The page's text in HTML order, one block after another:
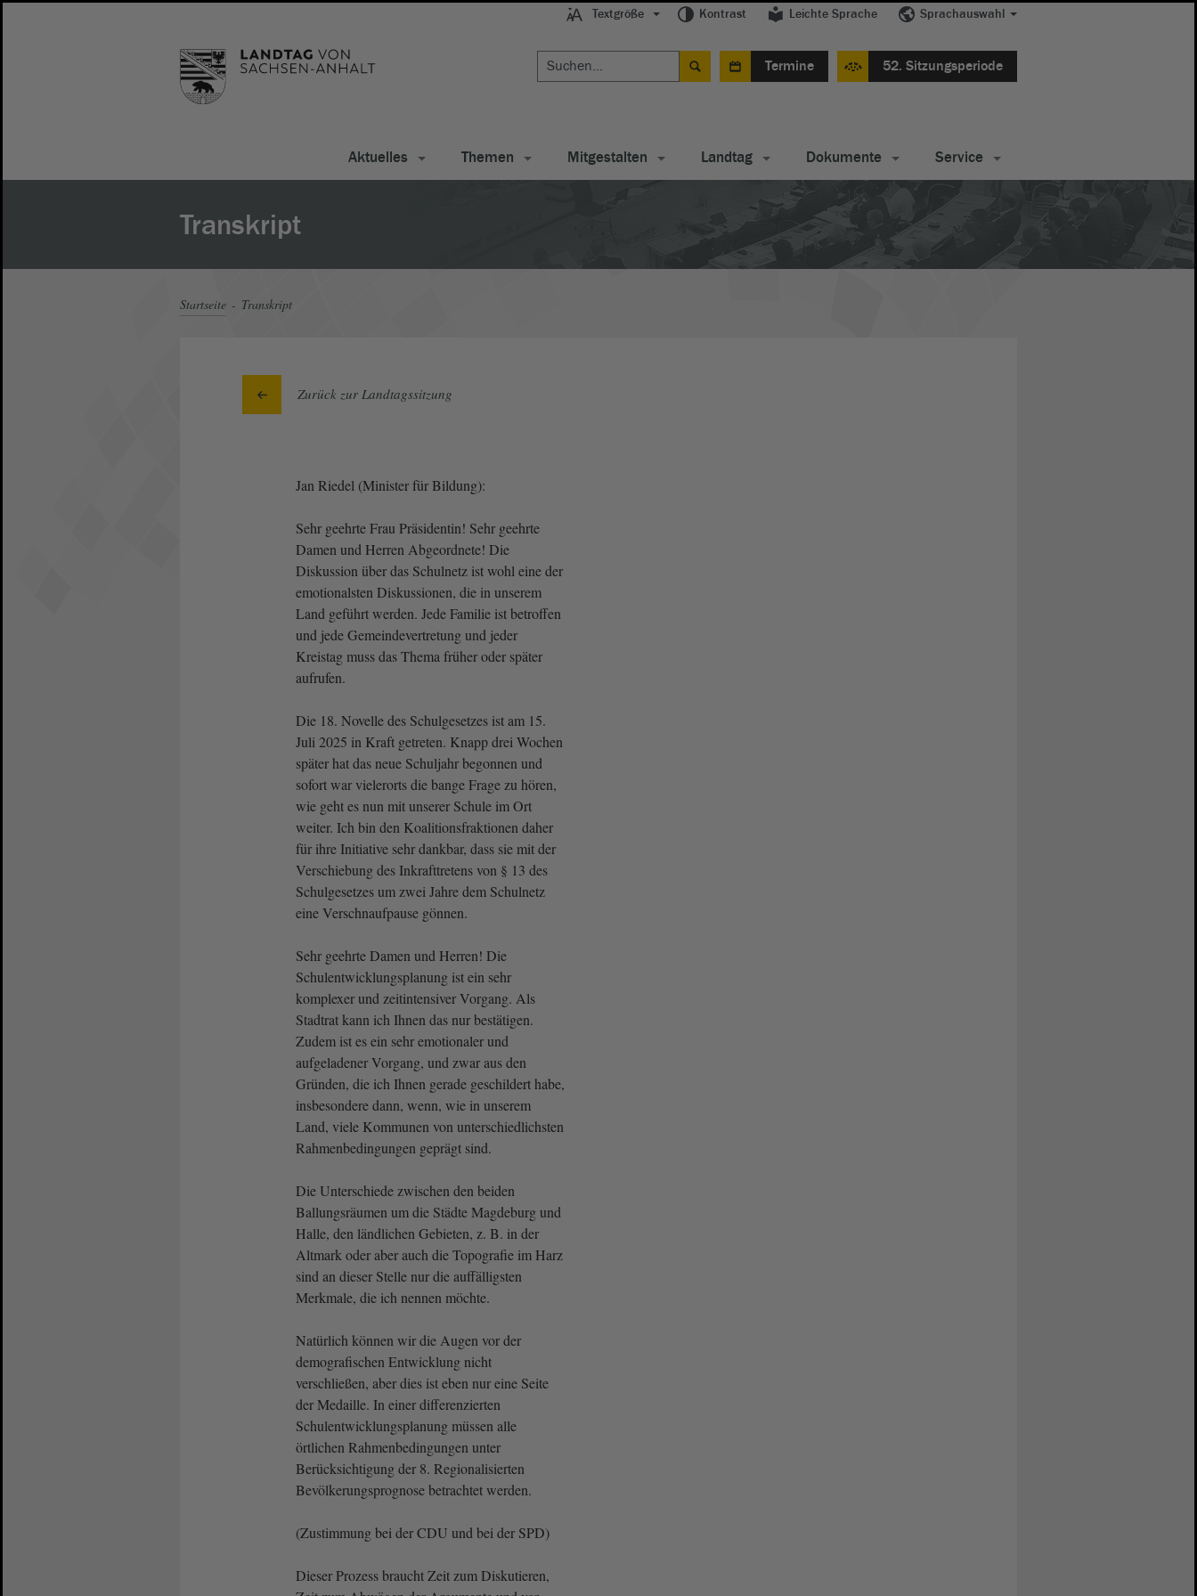
Textgröße Kontrast Leichte Sprache Sprachauswahl
Termine 52. Sitzungsperiode
Aktuelles Themen Mitgestalten Landtag Dokumente Service
Transkript
Startseite Transkript
Zurück zur Landtagssitzung
Jan Riedel (Minister für Bildung):
Sehr geehrte Frau Präsidentin! Sehr geehrte
Damen und Herren Abgeordnete! Die
Diskussion über das Schulnetz ist wohl eine der
emotionalsten Diskussionen, die in unserem
Land geführt werden. Jede Familie ist betroffen
und jede Gemeindevertretung und jeder
Kreistag muss das Thema früher oder später
aufrufen.
Die 18. Novelle des Schulgesetzes ist am 15.
Juli 2025 in Kraft getreten. Knapp drei Wochen
später hat das neue Schuljahr begonnen und
sofort war vielerorts die bange Frage zu hören,
wie geht es nun mit unserer Schule im Ort
weiter. Ich bin den Koalitionsfraktionen daher
für ihre Initiative sehr dankbar, dass sie mit der
Verschiebung des Inkrafttretens von § 13 des
Schulgesetzes um zwei Jahre dem Schulnetz
eine Verschnaufpause gönnen.
Sehr geehrte Damen und Herren! Die
Schulentwicklungsplanung ist ein sehr
komplexer und zeitintensiver Vorgang. Als
Stadtrat kann ich Ihnen das nur bestätigen.
Zudem ist es ein sehr emotionaler und
aufgeladener Vorgang, und zwar aus den
Gründen, die ich Ihnen gerade geschildert habe,
insbesondere dann, wenn, wie in unserem
Land, viele Kommunen von unterschiedlichsten
Rahmenbedingungen geprägt sind.
Die Unterschiede zwischen den beiden
Ballungsräumen um die Städte Magdeburg und
Halle, den ländlichen Gebieten, z. B. in der
Altmark oder aber auch die Topografie im Harz
sind an dieser Stelle nur die auffälligsten
Merkmale, die ich nennen möchte.
Natürlich können wir die Augen vor der
demografischen Entwicklung nicht
verschließen, aber dies ist eben nur eine Seite
der Medaille. In einer differenzierten
Schulentwicklungsplanung müssen alle
örtlichen Rahmenbedingungen unter
Berücksichtigung der 8. Regionalisierten
Bevölkerungsprognose betrachtet werden.
(Zustimmung bei der CDU und bei der SPD)
Dieser Prozess braucht Zeit zum Diskutieren,